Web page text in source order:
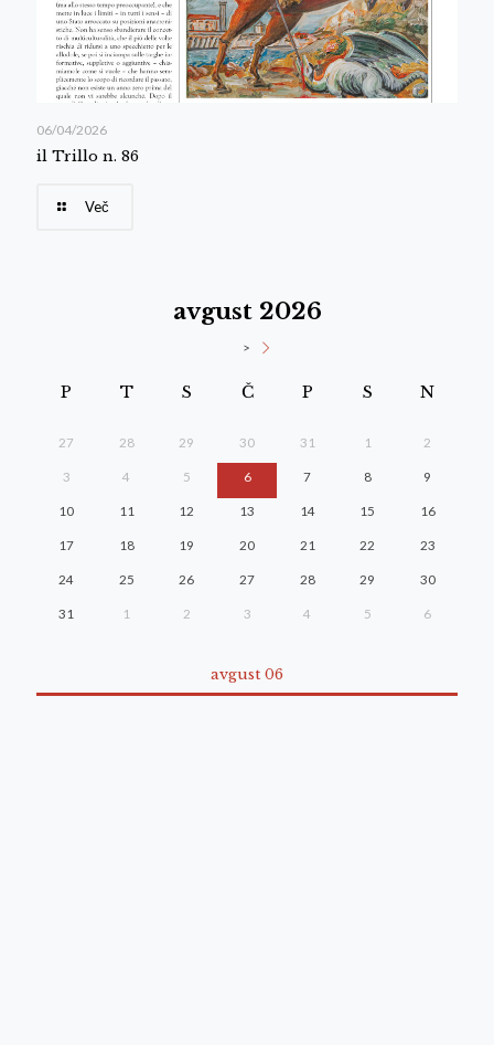
06/04/2026
il Trillo n. 86
Več
avgust 2026
>
P T S Č P S N
27 28 29 30 31 1 2
3 4 5 6 7 8 9
10 11 12 13 14 15 16
17 18 19 20 21 22 23
24 25 26 27 28 29 30
31 1 2 3 4 5 6
avgust 06